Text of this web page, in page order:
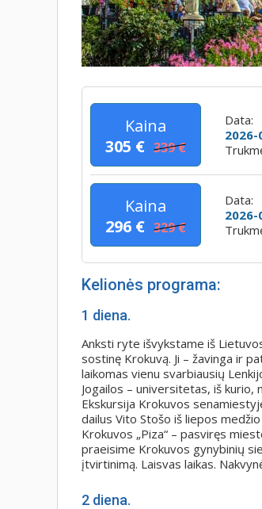
Kaina
305 € 339 €
Data:
2026-
Kaina
296 € 329 €
Data:
2026-
Kelionės programa:
1 diena.
Anksti ryte išvykstame iš
sostinę Krokuvą. Ji – žavinga ir
laikomas vienu svarbiausių
Jogailos – universitetas, iš kurio,
Ekskursija Krokuvos
dailus Vito Stošo iš liepos
Krokuvos „Piza“ – pasviręs
praeisime Krokuvos gynybinių
įtvirtinimą. Laisvas laikas.
2 diena.